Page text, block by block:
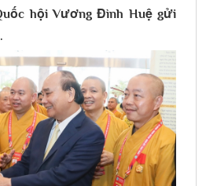
hội Vương Đình Huệ gửi
.